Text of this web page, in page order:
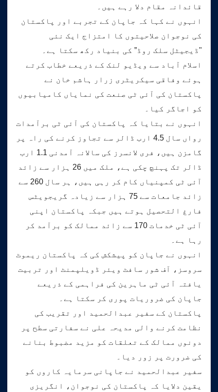
قائدانہ مقام دلا رہے ہیں۔
انہوں نے کہا کہ جاپان کے تجربے اور پاکستان
کی نوجوان صلاحیتوں کا امتزاج ایک نئی
"ڈیجیٹل سلک روڈ” کی بنیاد رکھ سکتا ہے۔
اسلام آباد سے ویڈیو لنک کے ذریعے خطاب کرتے
ہوئے وفاقی سیکریٹری زرار ہاشم خان نے
پاکستان کی آئی ٹی صنعت کی نمایاں کامیابیوں
کو اجاگر کیا۔
انہوں نے بتایا کہ پاکستان کی آئی ٹی برآمدات
رواں سال 4.5 ارب ڈالر سے تجاوز کرنے کی راہ پر
گامزن ہیں، فری لانسرز کی سالانہ آمدنی 1.1 ارب
ڈالر تک پہنچ چکی ہے، ملک میں 26 ہزار سے زائد
آئی ٹی کمپنیاں کام کر رہی ہیں، ہر سال 260 سے
زائد جامعات سے 75 ہزار سے زیادہ گریجویٹس
فارغ التحصیل ہوتے ہیں جبکہ پاکستان اپنی
آئی ٹی خدمات 170 سے زائد ممالک کو برآمد کر
رہا ہے۔
انہوں نے جاپان کو پیشکش کی کہ پاکستان ریموٹ
سروسز، آف شور سافٹ ویئر ڈویلپمنٹ اور تربیت
یافتہ آئی ٹی ماہرین کی فراہمی کے ذریعے
جاپان کی ضروریات پوری کر سکتا ہے۔
پاکستان کے سفیر عبدالحمید اور تقریب کی
نظامت کرنے والی مدیحہ علی نے سفارتی سطح پر
دونوں ممالک کے تعلقات کو مزید مضبوط بنانے
کی ضرورت پر زور دیا۔
سفیر عبدالحمید نے جاپانی سرمایہ کاروں کو
یقین دلایا کہ پاکستان کی نوجوان، انگریزی